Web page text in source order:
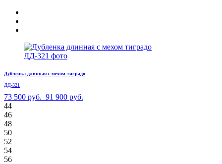
Дубленка длинная с мехом тиградо
ДД-321
73 500 руб. 91 900 руб.
44
46
48
50
52
54
56